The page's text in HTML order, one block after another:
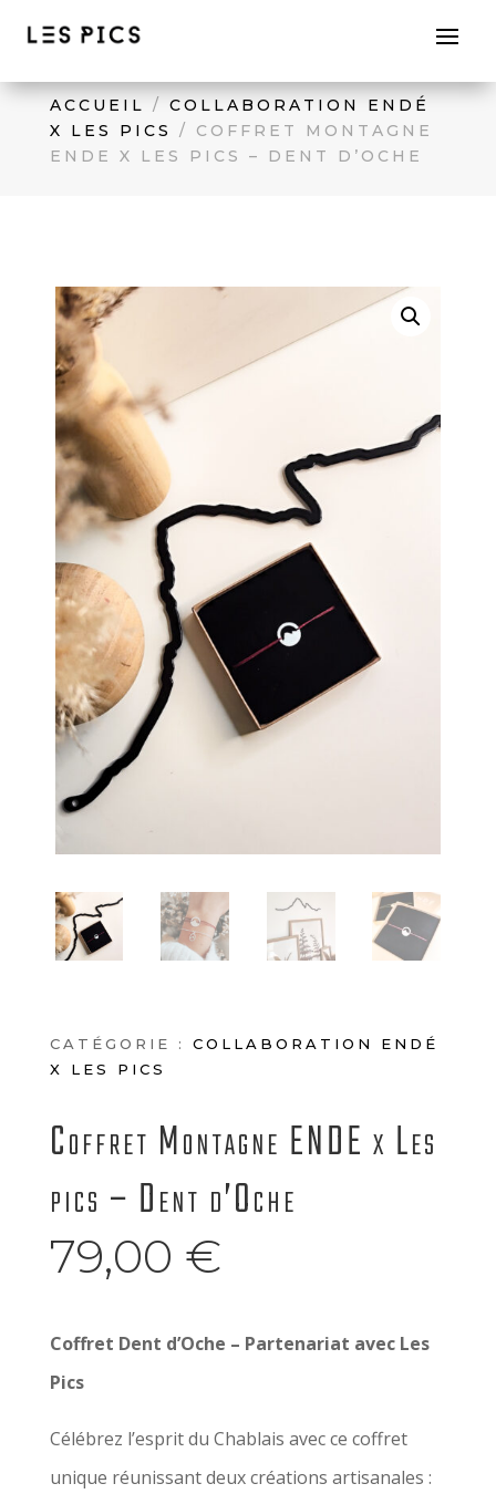
ACCUEIL / COLLABORATION ENDÉ
X LES PICS
/ COFFRET MONTAGNE
ENDE X LES PICS – DENT D’OCHE
CATÉGORIE : COLLABORATION ENDÉ
X LES PICS
Coffret Montagne ENDE x Les
pics – Dent d’Oche
79,00 €
Coffret Dent d’Oche – Partenariat avec Les
Pics
Célébrez l’esprit du Chablais avec ce coffret
unique réunissant deux créations artisanales :